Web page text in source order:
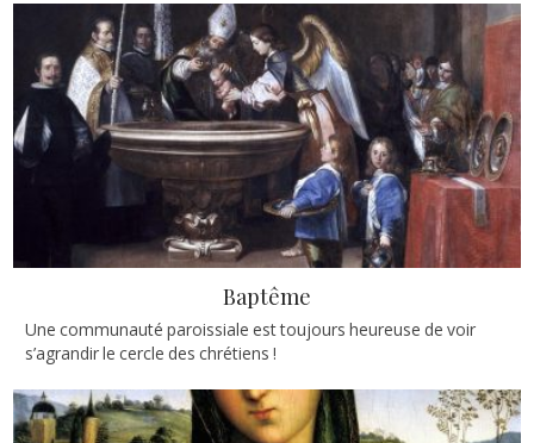
Baptême
Une communauté paroissiale est toujours heureuse de voir
s’agrandir le cercle des chrétiens !